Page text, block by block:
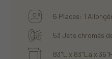
6 Places: 1
53 Jets chromés
83"L x 83"La x